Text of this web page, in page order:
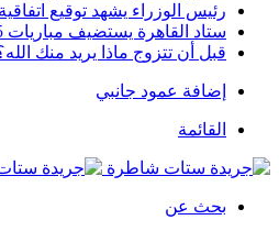
رئيس الوزراء يشهد توقيع
ستاد القاهرة يستضيف مباريات 5 أندية في الدوري المصري
قبل أن تتزوج ماذا يريد منك
إضافة عمود جانبي
القائمة
بحث عن